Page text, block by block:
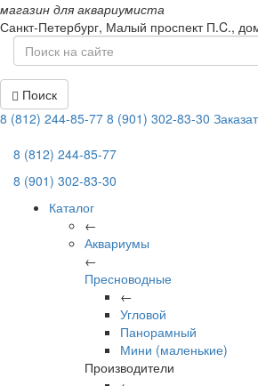
магазин для аквариумиста
Санкт-Петербург, Малый проспект П.C.,
Поиск
8 (812) 244-85-77 8 (901) 302-83-30
8 (812) 244-85-77
8 (901) 302-83-30
Каталог
←
Аквариумы
←
Пресноводные
←
Угловой
Панорамный
Мини (маленькие)
Производители